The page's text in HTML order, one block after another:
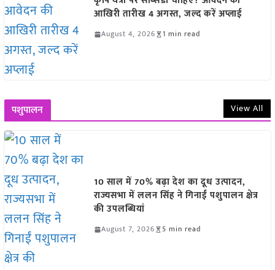
आखिरी तारीख 4 अगस्त, जल्द करें अप्लाई
August 4, 2026 1 min read
पशुपालन View All
10 साल में 70% बढ़ा देश का दूध उत्पादन,
राज्यसभा में ललन सिंह ने गिनाईं पशुपालन क्षेत्र
की उपलब्धियां
August 7, 2026 5 min read